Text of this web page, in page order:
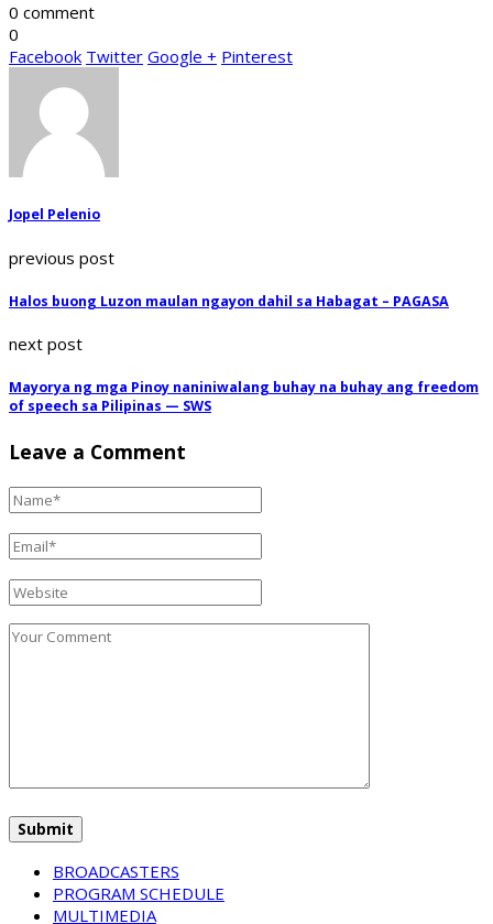
0 comment
0
Facebook Twitter Google + Pinterest
Jopel Pelenio
previous post
Halos buong Luzon maulan ngayon dahil sa Habagat – PAGASA
next post
Mayorya ng mga Pinoy naniniwalang buhay na buhay ang freedom
of speech sa Pilipinas — SWS
Leave a Comment
BROADCASTERS
PROGRAM SCHEDULE
MULTIMEDIA